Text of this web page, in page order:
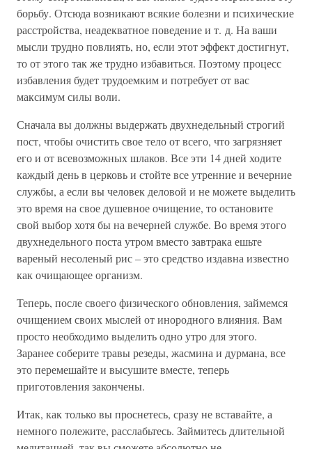
борьбу. Отсюда возникают всякие болезни и психические
расстройства, неадекватное поведение и т. д. На ваши
мысли трудно повлиять, но, если этот эффект достигнут,
то от этого так же трудно избавиться. Поэтому процесс
избавления будет трудоемким и потребует от вас
максимум силы воли.
Сначала вы должны выдержать двухнедельный строгий
пост, чтобы очистить свое тело от всего, что загрязняет
его и от всевозможных шлаков. Все эти 14 дней ходите
каждый день в церковь и стойте все утренние и вечерние
службы, а если вы человек деловой и не можете выделить
это время на свое душевное очищение, то остановите
свой выбор хотя бы на вечерней службе. Во время этого
двухнедельного поста утром вместо завтрака ешьте
вареный несоленый рис – это средство издавна известно
как очищающее организм.
Теперь, после своего физического обновления, займемся
очищением своих мыслей от инородного влияния. Вам
просто необходимо выделить одно утро для этого.
Заранее соберите травы резеды, жасмина и дурмана, все
это перемешайте и высушите вместе, теперь
приготовления закончены.
Итак, как только вы проснетесь, сразу не вставайте, а
немного полежите, расслабьтесь. Займитесь длительной